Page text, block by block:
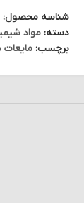
شناسه محصول:
دسته: مواد
برچسب: مایعات